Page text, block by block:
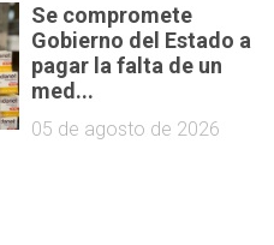
Se compromete
Gobierno del Estado a
pagar la falta de un
med...
05 de agosto de 2026